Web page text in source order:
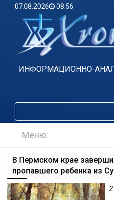
07.08.2026 08:56
ИНФОРМАЦИОННО-
Меню:
В Пермском крае
пропавшего ребенка из